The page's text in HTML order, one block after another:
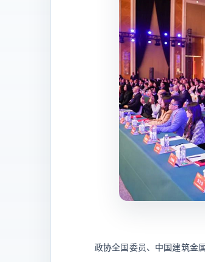
政协全国委员、中国建筑金